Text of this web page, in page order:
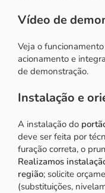
Vídeo de
Veja o
acionamento e
de demonstração.
Instalação e
A instalação do
deve ser feita por
furação correta, o
Realizamos
região; solicite
(substituições,